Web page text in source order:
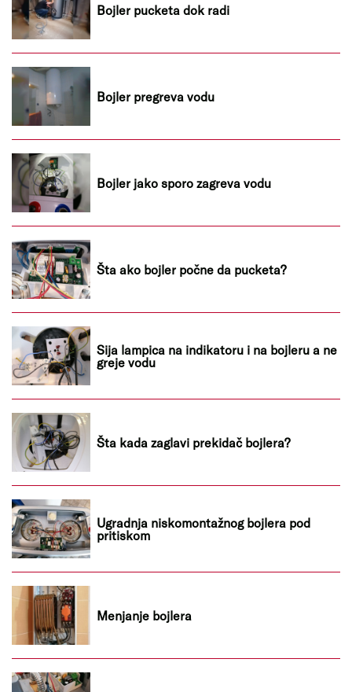
Bojler pucketa dok radi
Bojler pregreva vodu
Bojler jako sporo zagreva vodu
Šta ako bojler počne da pucketa?
Sija lampica na indikatoru i na bojleru a ne
greje vodu
Šta kada zaglavi prekidač bojlera?
Ugradnja niskomontažnog bojlera pod
pritiskom
Menjanje bojlera